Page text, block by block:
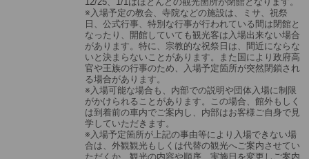
※入場予定の教会、寺院などの施設は、ミサ、祝祭
日、公式行事、特別な行事が行われている間は閉館と
なったり、開館していても観光客は入場出来ない場合
があります。特に、宗教的な祝祭日は、間近にならな
いと決まらないことがあります。また国により政府高
官や王族の行事のため、入場予定箇所が突然閉鎖され
る場合があります。
※入場可能な場合も、内部での説明や団体入場に制限
がかけられることがあります。この場合、館外もしく
は到着前の車内でご案内し、内部はお客様ご自身で見
学していただきます。
※入場予定箇所が上記の事由等により入場できない場
合は、外観観光もしくは代替の観光へご案内させてい
ただくか、観光の内容や順序、実施日を変更しご案内